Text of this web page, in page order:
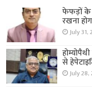
फेफड़ों के
रखना
July 31,
से
July 28,